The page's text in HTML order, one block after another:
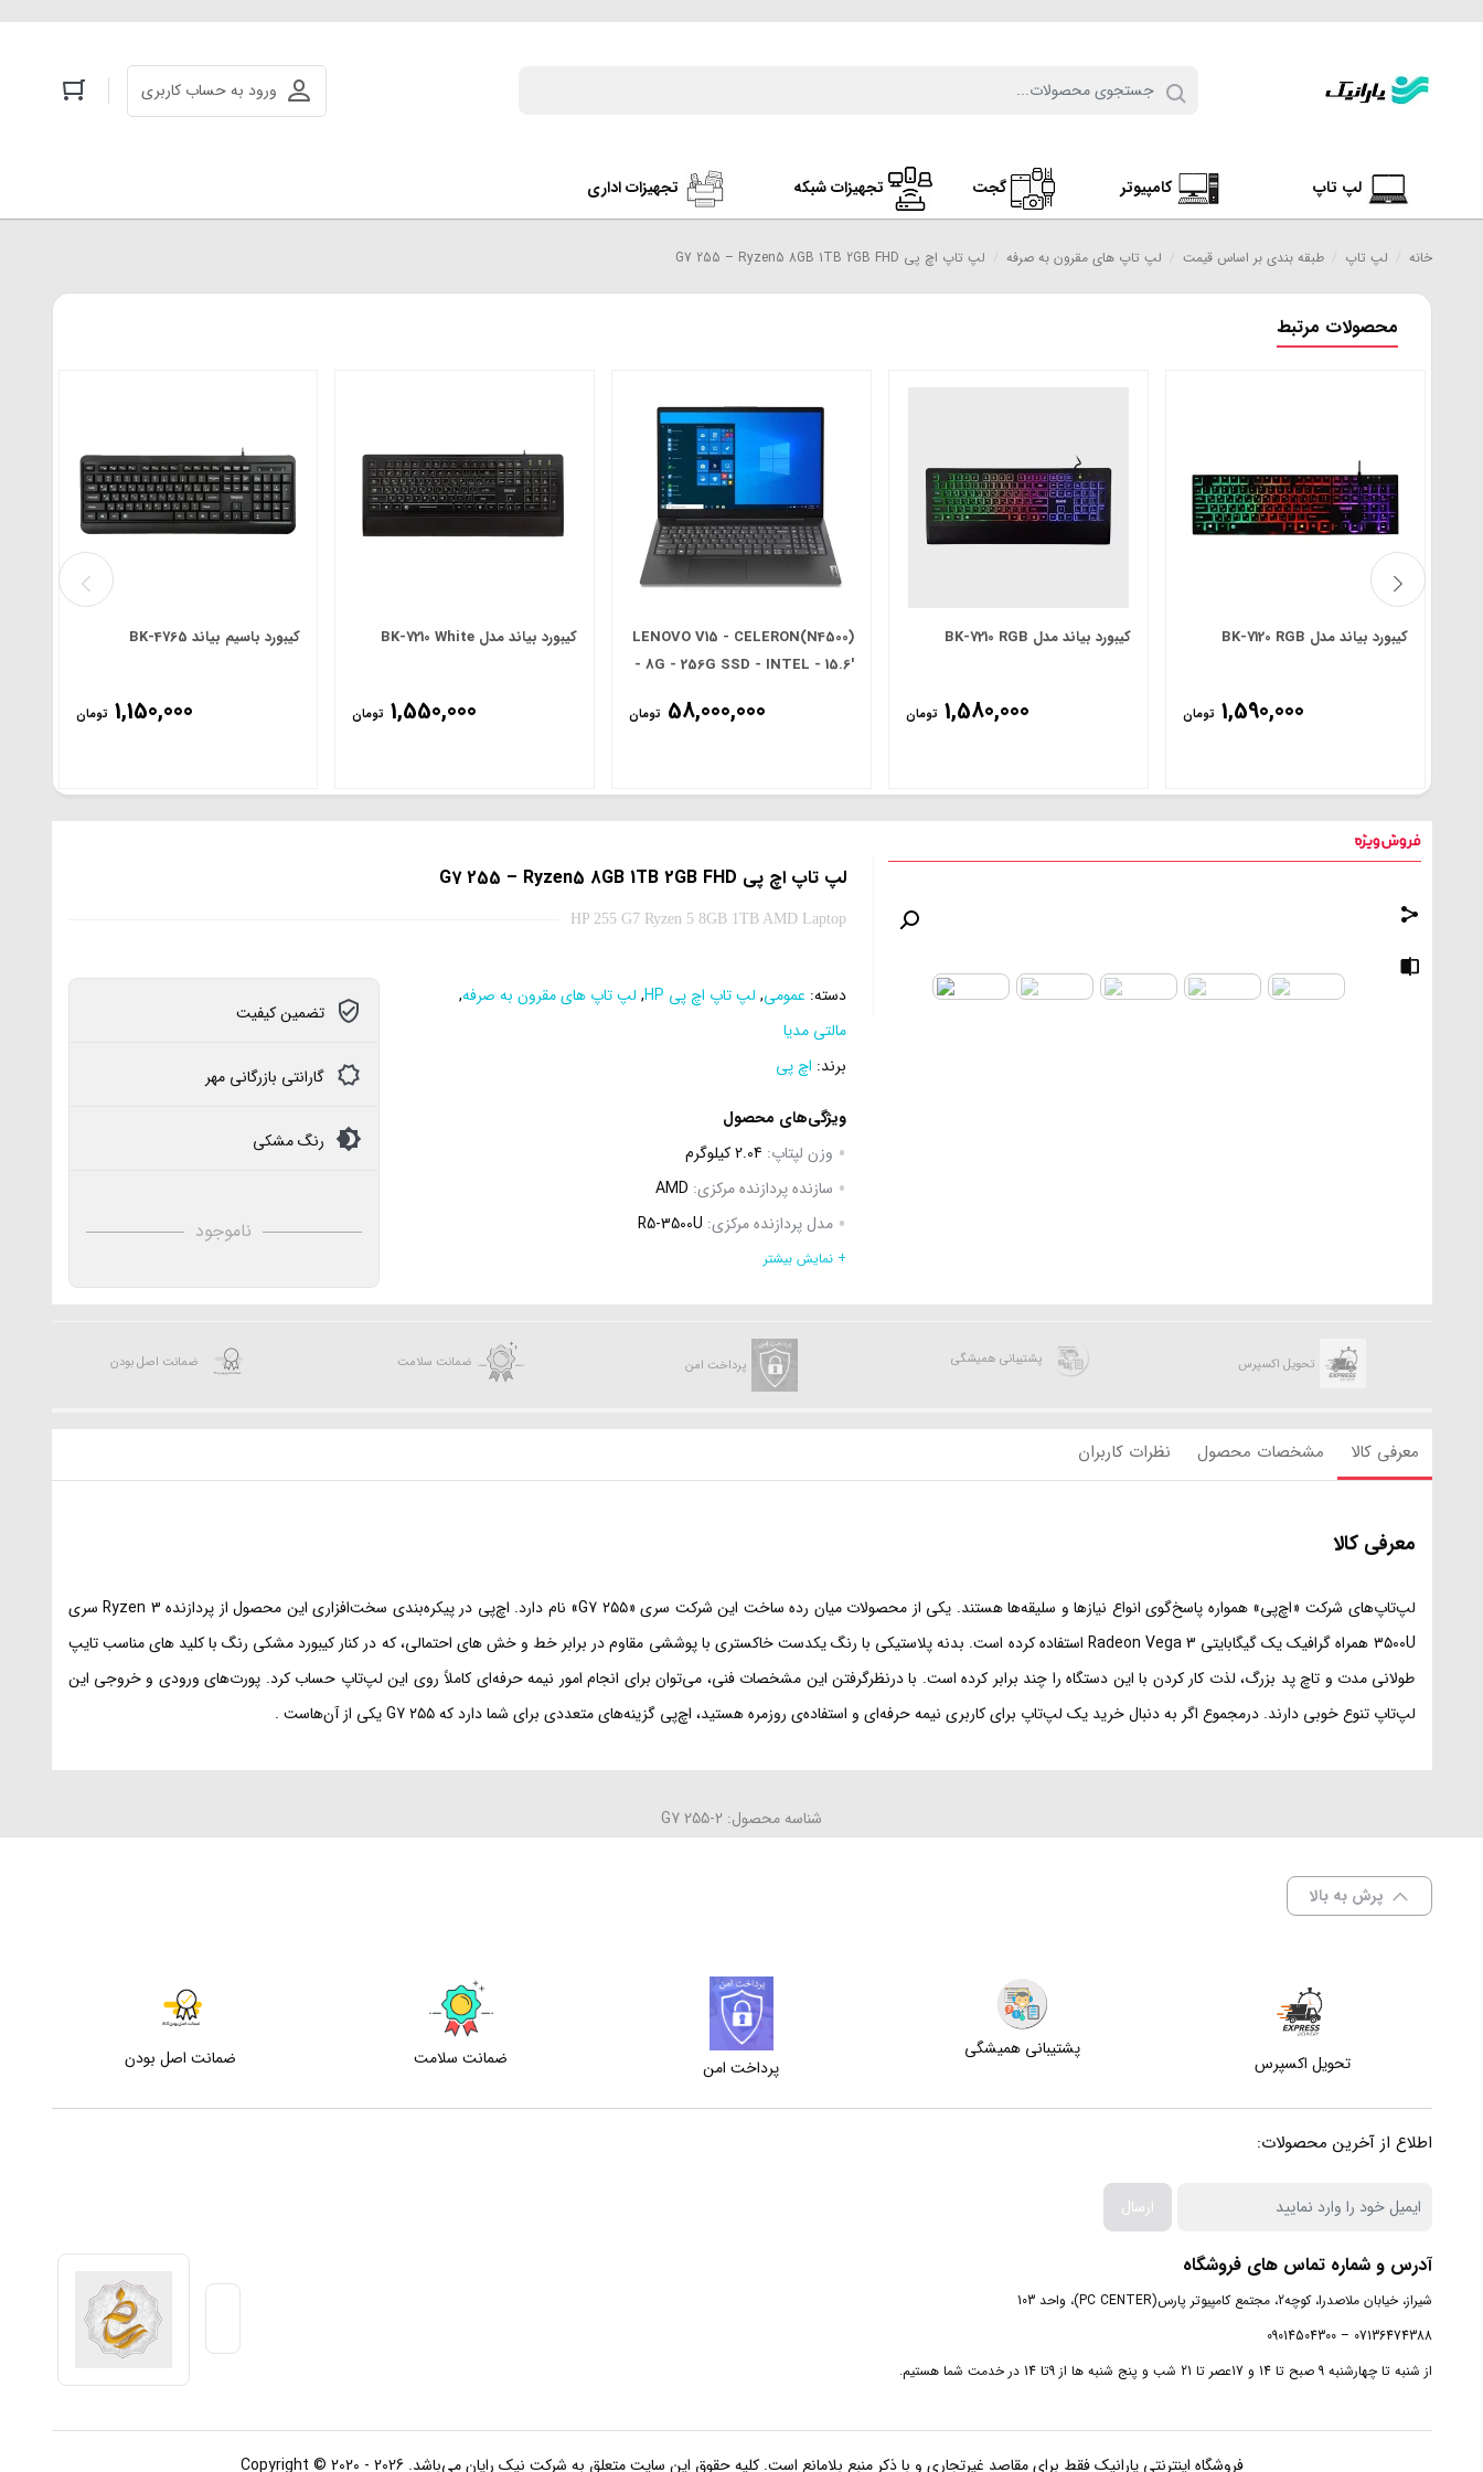
ورود به حساب کاربری
لپ تاپ کامپیوتر گجت تجهیزات شبکه تجهیزات اداری
خانه لپ تاپ طبقه بندی بر اساس قیمت لپ تاپ های مقرون به صرفه لپ تاپ اچ پی G7 255 – Ryzen5 8GB 1TB 2GB FHD
محصولات مرتبط
کیبورد بیاند مدل BK-7120 RGB
1,590,000 تومان
کیبورد بیاند مدل BK-7210 RGB
1,580,000 تومان
LENOVO V15 - CELERON(N4500)
- 8G - 256G SSD - INTEL - 15.6'
58,000,000 تومان
کیبورد بیاند مدل BK-7210 White
1,550,000 تومان
کیبورد باسیم بیاند BK-4765
1,150,000 تومان
لپ تاپ اچ پی G7 255 – Ryzen5 8GB 1TB 2GB FHD
HP 255 G7 Ryzen 5 8GB 1TB AMD Laptop
دسته: عمومی, لپ تاپ اچ پی HP , لپ تاپ های مقرون به صرفه,
مالتی مدیا
برند: اچ پی
ویژگی‌های محصول
وزن لپتاپ: 2.04 کیلوگرم
سازنده پردازنده مرکزی: AMD
مدل پردازنده مرکزی: R5-3500U
فرکانس پردازنده مرکزی:
نوع حافظه RAM:
DDR4
+ نمایش بیشتر
تضمین کیفیت
گارانتی بازرگانی مهر
رنگ مشکی
ناموجود
تحویل اکسپرس پشتیبانی همیشگی پرداخت امن ضمانت سلامت ضمانت اصل بودن
معرفی کالا مشخصات محصول نظرات کاربران
معرفی کالا
لپ‌تاپ‌های شرکت «اچ‌پی» همواره پاسخ‌گوی انواع نیازها و سلیقه‌ها هستند. یکی از محصولات میان رده ساخت این شرکت سری «۲۵۵ G7» نام دارد. اچ‌پی در پیکره‌بندی سخت‌افزاری این محصول از پردازنده‌‌ Ryzen 3 سری
۳۵۰۰U همراه گرافیک یک گیگابایتی Radeon Vega 3 استفاده کرده است. بدنه پلاستیکی با رنگ یکدست خاکستری با پوششی مقاوم در برابر خط و خش های احتمالی، که در کنار کیبورد مشکی رنگ با کلید های مناسب تایپ
طولانی مدت و تاچ پد بزرگ، لذت کار کردن با این دستگاه را چند برابر کرده است. با درنظرگرفتن این مشخصات فنی، می‌توان برای انجام امور نیمه حرفه‌ای کاملاً روی این لپ‌تاپ حساب کرد. پورت‌های ورودی و خروجی این
لپ‌تاپ تنوع خوبی دارند. درمجموع اگر به دنبال خرید یک لپ‌تاپ برای کاربری نیمه حرفه‌ای و استفاده‌ی روزمره هستید، اچ‌پی گزینه‌های متعددی برای شما دارد که ۲۵۵ G7 یکی از آن‌هاست .
شناسه محصول: G7 255-2
پرش به بالا
تحویل اکسپرس
پشتیبانی همیشگی
پرداخت امن
ضمانت سلامت ضمانت اصل بودن
اطلاع از آخرین محصولات:
ارسال
آدرس و شماره تماس های فروشگاه
شیراز، خیابان ملاصدرا، کوچه2، مجتمع کامپیوتر پارس(PC CENTER)، واحد 103
07136474388 – 09014504300
از شنبه تا چهارشنبه 9 صبح تا 14 و 17عصر تا 21 شب و پنج شنبه ها از 9تا 14 در خدمت شما هستیم.
فروشگاه اینترنتی یارانیک فقط برای مقاصد غیرتجاری و با ذکر منبع بلامانع است. کلیه حقوق این سایت متعلق به شرکت نیک رایان می‌باشد. Copyright © 2020 - 2026